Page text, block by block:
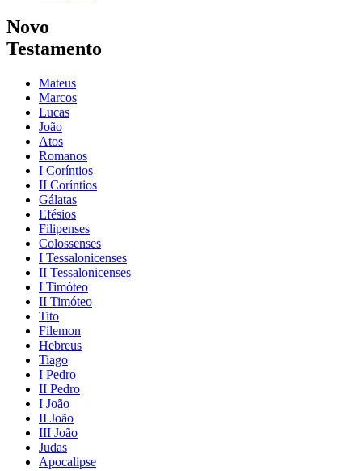
Novo
Testamento
Mateus
Marcos
Lucas
João
Atos
Romanos
I Coríntios
II Coríntios
Gálatas
Efésios
Filipenses
Colossenses
I Tessalonicenses
II Tessalonicenses
I Timóteo
II Timóteo
Tito
Filemon
Hebreus
Tiago
I Pedro
II Pedro
I João
II João
III João
Judas
Apocalipse